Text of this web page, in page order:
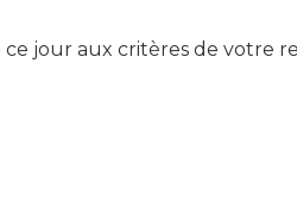
jour aux critères de votre